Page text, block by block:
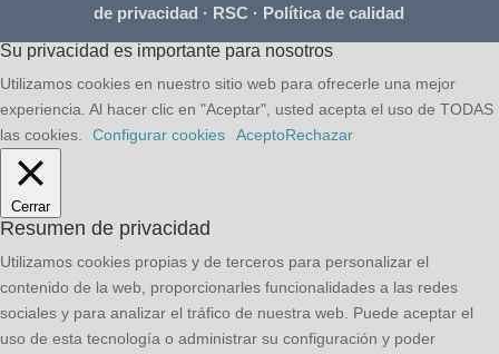
de privacidad · RSC · Política de calidad
Su privacidad es importante para nosotros
Utilizamos cookies en nuestro sitio web para ofrecerle una mejor
experiencia. Al hacer clic en "Aceptar", usted acepta el uso de TODAS
las cookies.
Configurar cookies AceptoRechazar
Cerrar
Resumen de privacidad
Utilizamos cookies propias y de terceros para personalizar el
contenido de la web, proporcionarles funcionalidades a las redes
sociales y para analizar el tráfico de nuestra web. Puede aceptar el
uso de esta tecnología o administrar su configuración y poder